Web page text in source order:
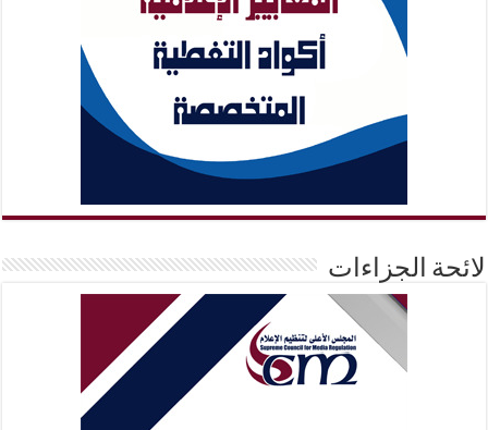
لائحة الجزاءات